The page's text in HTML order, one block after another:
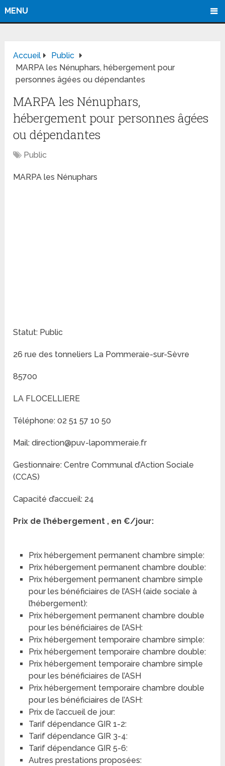
MENU
Accueil
Public
MARPA les Nénuphars, hébergement pour
personnes âgées ou dépendantes
MARPA les Nénuphars,
hébergement pour personnes âgées
ou dépendantes
Public
MARPA les Nénuphars
Statut: Public
26 rue des tonneliers La Pommeraie-sur-Sèvre
85700
LA FLOCELLIERE
Téléphone: 02 51 57 10 50
Mail: direction@puv-lapommeraie.fr
Gestionnaire: Centre Communal d’Action Sociale
(CCAS)
Capacité d’accueil: 24
Prix de l’hébergement , en €/jour:
Prix hébergement permanent chambre simple:
Prix hébergement permanent chambre double:
Prix hébergement permanent chambre simple
pour les bénéficiaires de l’ASH (aide sociale à
l’hébergement):
Prix hébergement permanent chambre double
pour les bénéficiaires de l’ASH:
Prix hébergement temporaire chambre simple:
Prix hébergement temporaire chambre double:
Prix hébergement temporaire chambre simple
pour les bénéficiaires de l’ASH
Prix hébergement temporaire chambre double
pour les bénéficiaires de l’ASH:
Prix de l’accueil de jour:
Tarif dépendance GIR 1-2:
Tarif dépendance GIR 3-4:
Tarif dépendance GIR 5-6:
Autres prestations proposées: